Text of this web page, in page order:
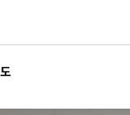
마감
6258.77에 마쳐
감
후 첫 40도